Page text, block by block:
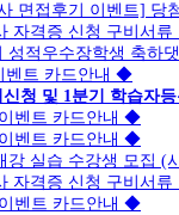
면접후기 이벤트] 당
자격증 신청 구비서류
적우수장학생 축하
벤트 카드안내 ◆
청 및 1분기 학습자
벤트 카드안내 ◆
벤트 카드안내 ◆
강 실습 수강생 모집
자격증 신청 구비서류
벤트 카드안내 ◆